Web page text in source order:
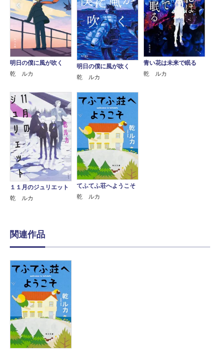
明日の僕に風が吹く
乾 ルカ
明日の僕に風が吹く
乾 ルカ
青い花は未来で眠る
乾 ルカ
１１月のジュリエット
乾 ルカ
てふてふ荘へようこそ
乾 ルカ
関連作品